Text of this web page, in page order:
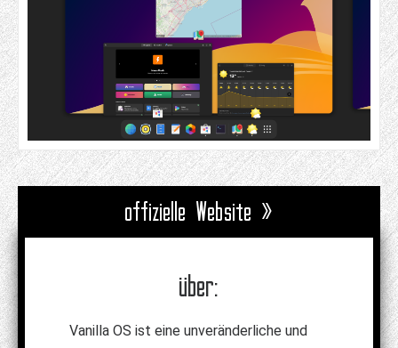
offizielle Website »
über:
Vanilla OS ist eine unveränderliche und